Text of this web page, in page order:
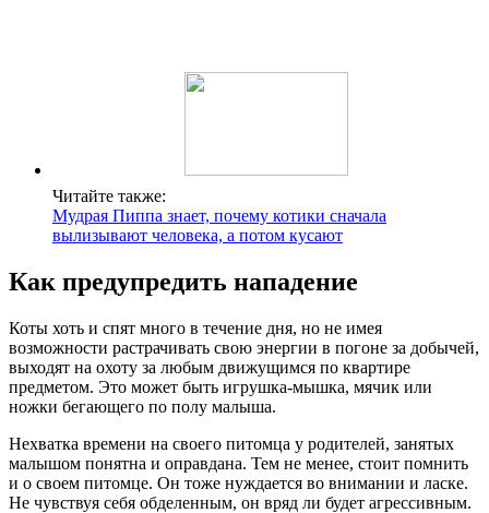
Читайте также:
Мудрая Пиппа знает, почему котики сначала
вылизывают человека, а потом кусают
Как предупредить нападение
Коты хоть и спят много в течение дня, но не имея
возможности растрачивать свою энергии в погоне за добычей,
выходят на охоту за любым движущимся по квартире
предметом. Это может быть игрушка-мышка, мячик или
ножки бегающего по полу малыша.
Нехватка времени на своего питомца у родителей, занятых
малышом понятна и оправдана. Тем не менее, стоит помнить
и о своем питомце. Он тоже нуждается во внимании и ласке.
Не чувствуя себя обделенным, он вряд ли будет агрессивным.